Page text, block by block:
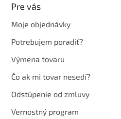
Pre vás
Moje objednávky
Potrebujem poradiť?
Výmena tovaru
Čo ak mi tovar nesedí?
Odstúpenie od zmluvy
Vernostný program